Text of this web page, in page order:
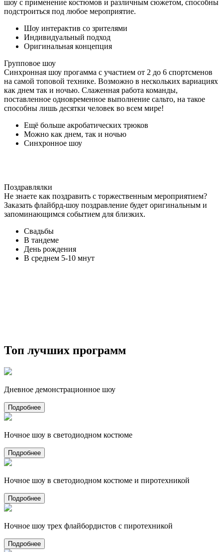
шоу с применение костюмов и различным сюжетом, способны
подстроиться под любое мероприятие.
Шоу интерактив со зрителями
Индивидуальный подход
Оригинальная концепция
Групповое шоу
Синхронная шоу прогамма с участием от 2 до 6 спортсменов
на самой топовой технике. Возможно в нескольких вариациях
как днем так и ночью. Слаженная работа команды,
поставленное одновременное выполнение сальто, на такое
способны лишь десятки человек во всем мире!
Ещё больше акробатических трюков
Можно как днем, так и ночью
Синхронное шоу
Поздравлялки
Не знаете как поздравить с торжественным мероприятием?
Заказать флайбрд-шоу поздравление будет оригинальным и
запоминающимся событием для близких.
Свадьбы
В тандеме
День рождения
В среднем 5-10 мнут
Топ лучших программ
Дневное демонстрационное шоу
Подробнее
Ночное шоу в светодиодном костюме
Подробнее
Ночное шоу в светодиодном костюме и пиротехникой
Подробнее
Ночное шоу трех флайбордистов с пиротехникой
Подробнее